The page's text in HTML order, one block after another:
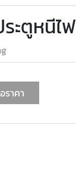
ะตูหนีไฟ
ราคา